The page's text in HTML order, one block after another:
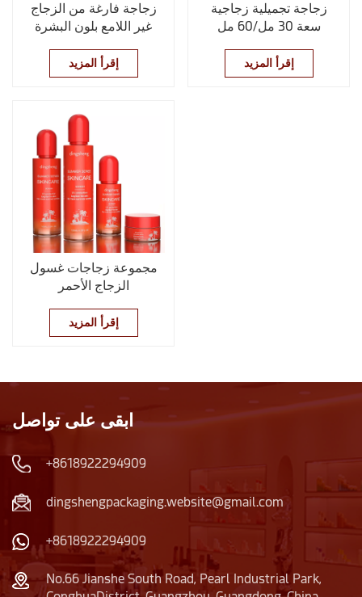
زجاجة فارغة من الزجاج
غير اللامع بلون البشرة
مضخة
إقرأ المزيد
زجاجة تجميلية زجاجية
سعة 30 مل/60 مل
إقرأ المزيد
مجموعة زجاجات غسول
الزجاج الأحمر
إقرأ المزيد
ابقى على تواصل
+8618922294909
dingshengpackaging.website@gmail.com
+8618922294909
No.66 Jianshe South Road, Pearl Industrial Park,